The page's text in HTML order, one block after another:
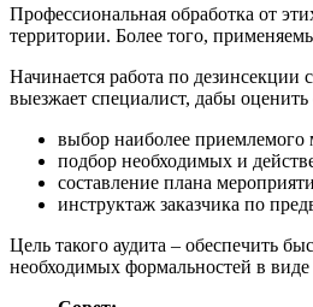
Профессиональная обработка от
территории. Более того,
Начинается работа по дезинсекции
выезжает специалист, дабы
выбор наиболее приемлемого
подбор необходимых и
составление плана
инструктаж заказчика по
Цель такого аудита – обеспечить
необходимых формальностей в